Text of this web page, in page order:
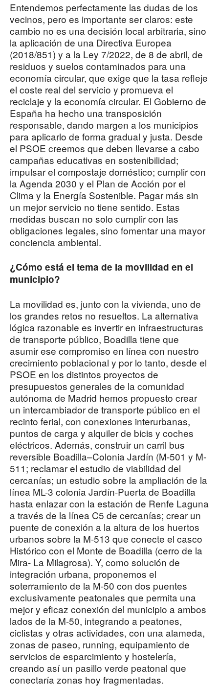
Entendemos perfectamente las dudas de los
vecinos, pero es importante ser claros: este
cambio no es una decisión local arbitraria, sino
la aplicación de una Directiva Europea
(2018/851) y a la Ley 7/2022, de 8 de abril, de
residuos y suelos contaminados para una
economía circular, que exige que la tasa refleje
el coste real del servicio y promueva el
reciclaje y la economía circular. El Gobierno de
España ha hecho una transposición
responsable, dando margen a los municipios
para aplicarlo de forma gradual y justa. Desde
el PSOE creemos que deben llevarse a cabo
campañas educativas en sostenibilidad;
impulsar el compostaje doméstico; cumplir con
la Agenda 2030 y el Plan de Acción por el
Clima y la Energía Sostenible. Pagar más sin
un mejor servicio no tiene sentido. Estas
medidas buscan no solo cumplir con las
obligaciones legales, sino fomentar una mayor
conciencia ambiental.
¿Cómo está el tema de la movilidad en el
municipio?
La movilidad es, junto con la vivienda, uno de
los grandes retos no resueltos. La alternativa
lógica razonable es invertir en infraestructuras
de transporte público, Boadilla tiene que
asumir ese compromiso en línea con nuestro
crecimiento poblacional y por lo tanto, desde el
PSOE en los distintos proyectos de
presupuestos generales de la comunidad
autónoma de Madrid hemos propuesto crear
un intercambiador de transporte público en el
recinto ferial, con conexiones interurbanas,
puntos de carga y alquiler de bicis y coches
eléctricos. Además, construir un carril bus
reversible Boadilla–Colonia Jardín (M-501 y M-
511; reclamar el estudio de viabilidad del
cercanías; un estudio sobre la ampliación de la
línea ML-3 colonia Jardín-Puerta de Boadilla
hasta enlazar con la estación de Renfe Laguna
a través de la línea C5 de cercanías; crear un
puente de conexión a la altura de los huertos
urbanos sobre la M-513 que conecte el casco
Histórico con el Monte de Boadilla (cerro de la
Mira- La Milagrosa). Y, como solución de
integración urbana, proponemos el
soterramiento de la M-50 con dos puentes
exclusivamente peatonales que permita una
mejor y eficaz conexión del municipio a ambos
lados de la M-50, integrando a peatones,
ciclistas y otras actividades, con una alameda,
zonas de paseo, running, equipamiento de
servicios de esparcimiento y hostelería,
creando así un pasillo verde peatonal que
conectaría zonas hoy fragmentadas.